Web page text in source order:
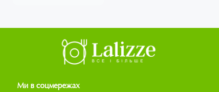
Ми в соцмережах